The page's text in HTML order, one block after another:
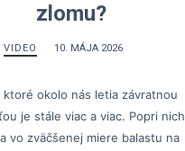
zlomu?
VIDEO 10. MÁJA 2026
ktoré okolo nás letia závratnou
je stále viac a viac. Popri nich
vo zväčšenej miere balastu na